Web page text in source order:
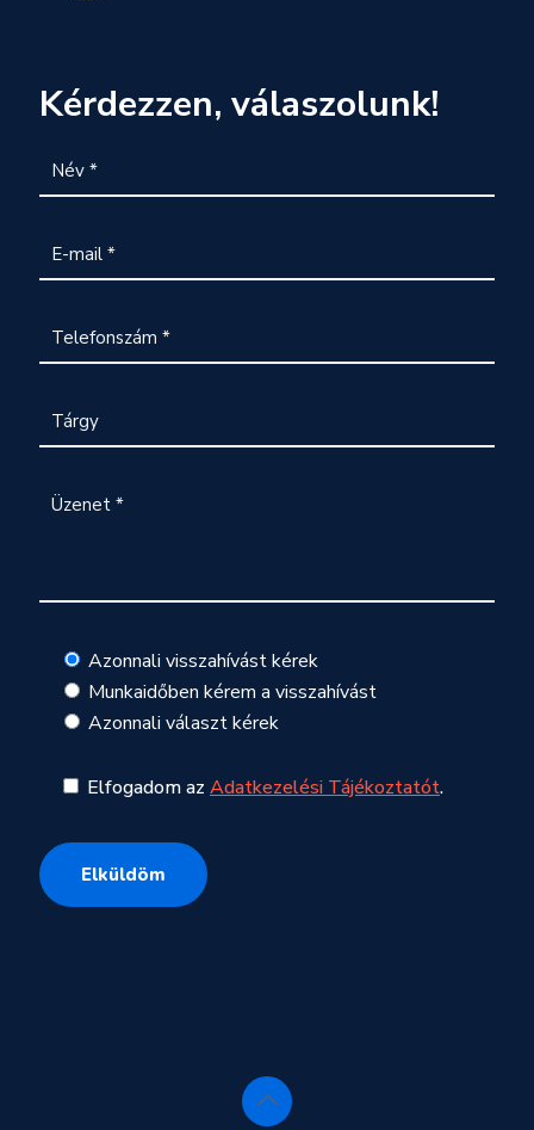
Kérdezzen, válaszolunk!
Azonnali visszahívást kérek
Munkaidőben kérem a visszahívást
Azonnali választ kérek
Elfogadom az Adatkezelési Tájékoztatót.